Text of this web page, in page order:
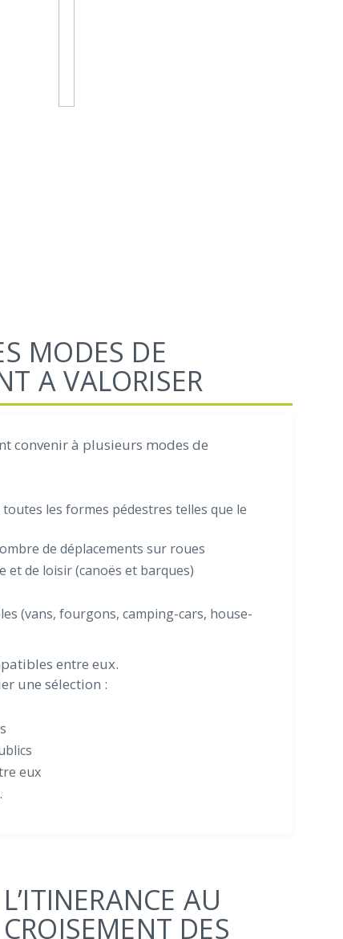
MODES DE
A VALORISER
convenir à plusieurs modes de
toutes les formes pédestres telles que le
de déplacements sur roues
et de loisir (canoës et barques)
(vans, fourgons, camping-cars, house-
entre eux.
une sélection :
eux
L’ITINERANCE AU
CROISEMENT DES